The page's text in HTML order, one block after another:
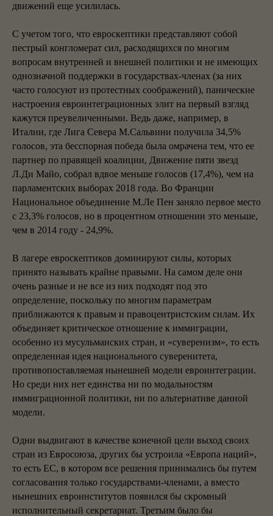
движений еще усилилась.
С учетом того, что евроскептики представляют собой
пестрый конгломерат сил, расходящихся по многим
вопросам внутренней и внешней политики и не имеющих
однозначной поддержки в государствах-членах (за них
часто голосуют из протестных соображений), панические
настроения евроинтеграционных элит на первый взгляд
кажутся преувеличенными. Ведь даже, например, в
Италии, где Лига Севера М.Сальвини получила 34,5%
голосов, эта бесспорная победа была омрачена тем, что ее
партнер по правящей коалиции, Движение пяти звезд
Л.Ди Майо, собрал вдвое меньше голосов (17,4%), чем на
парламентских выборах 2018 года. Во Франции
Национальное объединение М.Ле Пен заняло первое место
с 23,3% голосов, но в процентном отношении это меньше,
чем в 2014 году - 24,9%.
В лагере евроскептиков доминируют силы, которых
принято называть крайне правыми. На самом деле они
очень разные и не все из них подходят под это
определение, поскольку по многим параметрам
приближаются к правым и правоцентристским силам. Их
объединяет критическое отношение к иммиграции,
особенно из мусульманских стран, и «суверенизм», то есть
определенная идея национального суверенитета,
противопоставляемая нынешней модели евроинтеграции.
Но среди них нет единства ни по модальностям
иммиграционной политики, ни по альтернативе данной
модели.
Одни выдвигают в качестве конечной цели выход своих
стран из Евросоюза, других бы устроила «Европа наций»,
то есть ЕС, в котором все решения принимались бы путем
согласования только государствами-членами, а вместо
нынешних евроинститутов появился бы скромный
исполнительный секретариат. Третьим было бы